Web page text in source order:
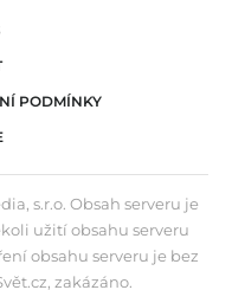
PODMÍNKY
s.r.o. Obsah serveru je
užití obsahu serveru
obsahu serveru je bez
zakázáno.